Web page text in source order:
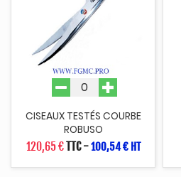
CISEAUX TESTÉS COURBE
ROBUSO
120,65 €TTC-100,54 € HT